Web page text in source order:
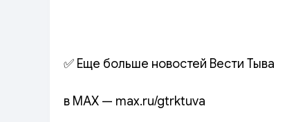
✅ Еще больше новостей Вести Тыва
в MAX — max.ru/gtrktuva